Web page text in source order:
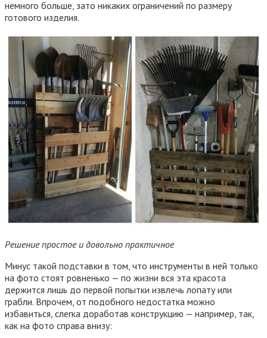
немного больше, зато никаких ограничений по размеру
готового изделия.
Решение простое и довольно практичное
Минус такой подставки в том, что инструменты в ней только
на фото стоят ровненько — по жизни вся эта красота
держится лишь до первой попытки извлечь лопату или
грабли. Впрочем, от подобного недостатка можно
избавиться, слегка доработав конструкцию — например, так,
как на фото справа внизу: